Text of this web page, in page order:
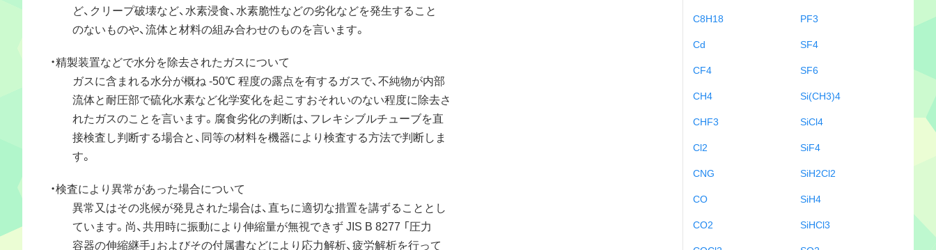
ど、クリープ破壊など、水素浸食、水素脆性などの劣化などを発生すること
のないものや、流体と材料の組み合わせのものを言います。
・精製装置などで水分を除去されたガスについて
ガスに含まれる水分が概ね -50℃ 程度の露点を有するガスで、不純物が内部
流体と耐圧部で硫化水素など化学変化を起こすおそれいのない程度に除去さ
れたガスのことを言います。腐食劣化の判断は、フレキシブルチューブを直
接検査し判断する場合と、同等の材料を機器により検査する方法で判断しま
す。
・検査により異常があった場合について
異常又はその兆候が発見された場合は、直ちに適切な措置を講ずることとし
ています。尚、共用時に振動により伸縮量が無視できず JIS B 8277 「圧力
容器の伸縮継手」およびその付属書などにより応力解析、疲労解析を行って
C8H18
Cd
CF4
CH4
CHF3
Cl2
CNG
CO
CO2
PF3
SF4
SF6
Si(CH3)4
SiCl4
SiF4
SiH2Cl2
SiH4
SiHCl3